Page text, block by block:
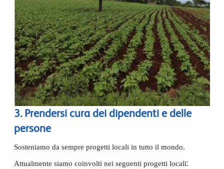
3. Prendersi cura dei dipendenti e delle
persone
Sosteniamo da sempre progetti locali in tutto il mondo.
Attualmente siamo coinvolti nei seguenti progetti locali: